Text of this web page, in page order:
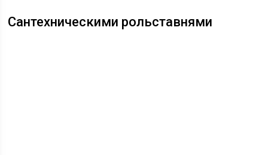
Сантехническими рольставнями